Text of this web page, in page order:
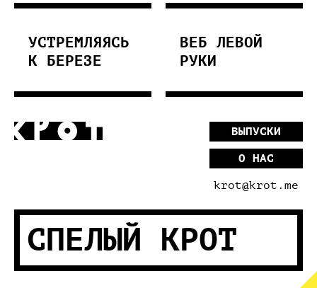
УСТРЕМЛЯЯСЬ
К БЕРЕЗЕ
ВЕБ ЛЕВОЙ
РУКИ
ВЫПУСКИ
О НАС
krot@krot.me
СПЕЛЫЙ КРОТ